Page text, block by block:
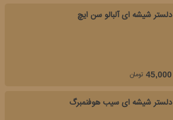
دلستر شیشه ای آلبالو سن ایچ
45,000 تومان
دلستر شیشه ای سیب هوفنمبرگ